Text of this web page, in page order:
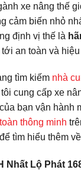
xe nâng thế
cảm biến nhỏ
định vị thế là
an toàn và hiệu
tìm kiếm nhà
cung cấp xe
bạn vận hành
thông minh
để tìm hiểu thêm
Nhất Lộ Phát